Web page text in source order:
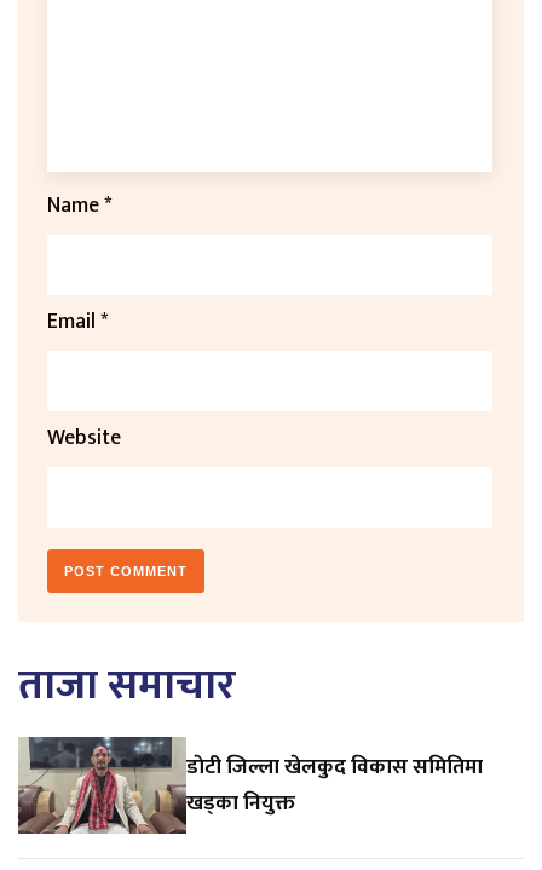
Name*
Email*
Website
ताजा समाचार
डाेटी जिल्ला खेलकुद विकास समितिमा
खड्का नियुक्त